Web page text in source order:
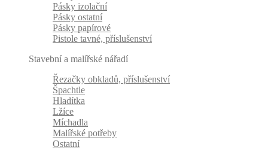
Pásky izolační
Pásky ostatní
Pásky papírové
Pistole tavné, příslušenství
Stavební a malířské nářadí
Řezačky obkladů, příslušenství
Špachtle
Hladítka
Lžíce
Míchadla
Malířské potřeby
Ostatní